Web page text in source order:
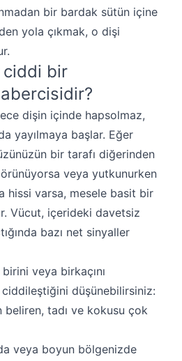
bir bardak sütün içine
yola çıkmak, o dişi
bir
dişin içinde hapsolmaz,
yayılmaya başlar. Eğer
bir tarafı diğerinden
veya yutkunurken
hissi varsa, mesele basit bir
Vücut, içerideki davetsiz
bazı net sinyaller
veya birkaçını
ciddileştiğini düşünebilirsiniz:
beliren, tadı ve kokusu çok
veya boyun bölgenizde